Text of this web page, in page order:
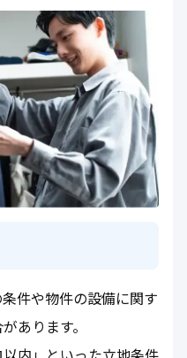
件や物件の設備に関す
があります。